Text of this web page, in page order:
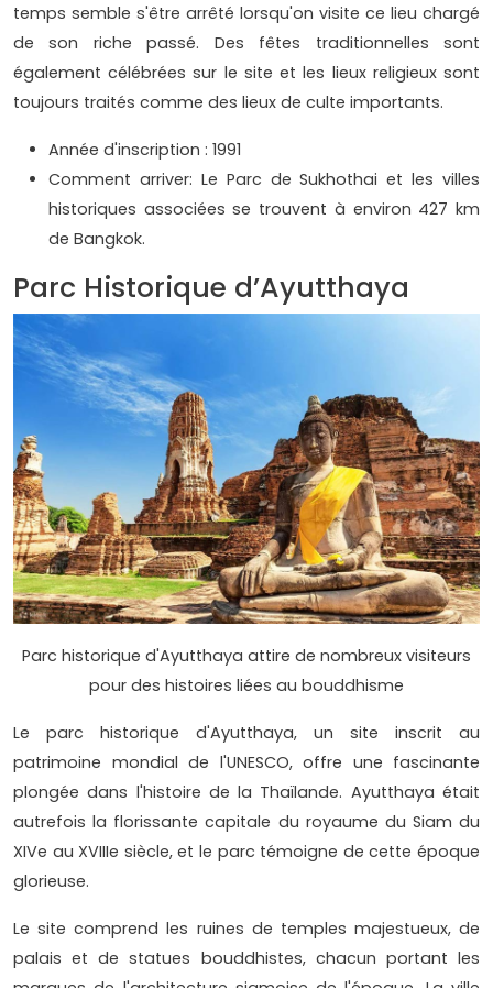
temps semble s'être arrêté lorsqu'on visite ce lieu chargé
de son riche passé. Des fêtes traditionnelles sont
également célébrées sur le site et les lieux religieux sont
toujours traités comme des lieux de culte importants.
Année d'inscription : 1991
Comment arriver: Le Parc de Sukhothai et les villes
historiques associées se trouvent à environ 427 km
de Bangkok.
Parc Historique d’Ayutthaya
Parc historique d'Ayutthaya attire de nombreux visiteurs
pour des histoires liées au bouddhisme
Le parc historique d'Ayutthaya, un site inscrit au
patrimoine mondial de l'UNESCO, offre une fascinante
plongée dans l'histoire de la Thaïlande. Ayutthaya était
autrefois la florissante capitale du royaume du Siam du
XIVe au XVIIIe siècle, et le parc témoigne de cette époque
glorieuse.
Le site comprend les ruines de temples majestueux, de
palais et de statues bouddhistes, chacun portant les